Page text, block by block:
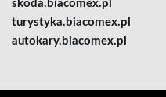
skoda.biacomex.pl
turystyka.biacomex.pl
autokary.biacomex.pl